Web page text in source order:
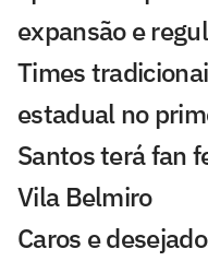
expansão e
Times
estadual no
Santos terá fan
Vila Belmiro
Caros e